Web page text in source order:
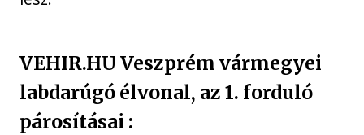
VEHIR.HU Veszprém vármegyei
labdarúgó élvonal, az 1. forduló
párosításai :